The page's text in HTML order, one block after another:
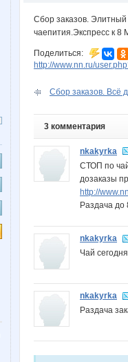
Сбор заказов. Элитный
чаепития.Экспресс к 8
Поделиться:
http://www.nn.ru/
Сбор заказов. Всё
3 комментария
nkakyrka
СТОП по
дозаказы
http://
Раздача до
nkakyrka
Чай
nkakyrka
Раздача